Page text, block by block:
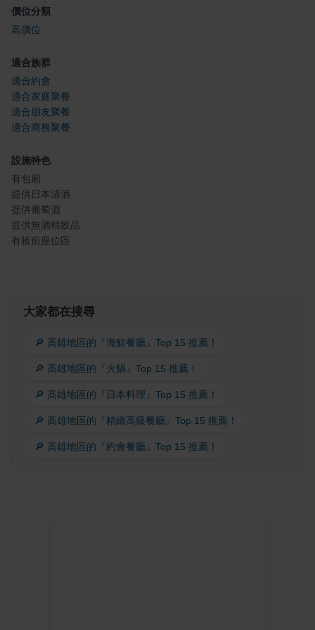
價位分類
高價位
適合族群
適合約會
適合家庭聚餐
適合朋友聚餐
適合商務聚餐
設施特色
有包廂
提供日本清酒
提供葡萄酒
提供無酒精飲品
有板前座位區
大家都在搜尋
🔎 高雄地區的『海鮮餐廳』Top 15 推薦！
🔎 高雄地區的『火鍋』Top 15 推薦！
🔎 高雄地區的『日本料理』Top 15 推薦！
🔎 高雄地區的『精緻高級餐廳』Top 15 推薦！
🔎 高雄地區的『約會餐廳』Top 15 推薦！